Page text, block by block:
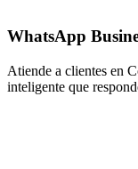
WhatsApp
Atiende a clientes en
inteligente que